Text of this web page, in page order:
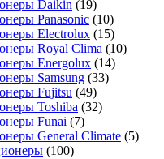
Daikin (19)
Panasonic (10)
Electrolux (15)
Royal Clima (10)
Energolux (14)
Samsung (33)
Fujitsu (49)
Toshiba (32)
Funai (7)
General Climate (5)
(100)